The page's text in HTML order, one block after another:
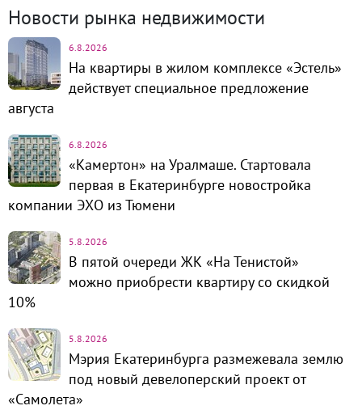
Новости рынка недвижимости
6.8.2026
На квартиры в жилом комплексе «Эстель»
действует специальное предложение
августа
6.8.2026
«Камертон» на Уралмаше. Стартовала
первая в Екатеринбурге новостройка
компании ЭХО из Тюмени
5.8.2026
В пятой очереди ЖК «На Тенистой»
можно приобрести квартиру со скидкой
10%
5.8.2026
Мэрия Екатеринбурга размежевала землю
под новый девелоперский проект от
«Самолета»